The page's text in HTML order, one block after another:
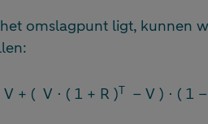
omslagpunt ligt, kunnen
( V ⋅ ( 1 + R )T – V ) ⋅ ( 1